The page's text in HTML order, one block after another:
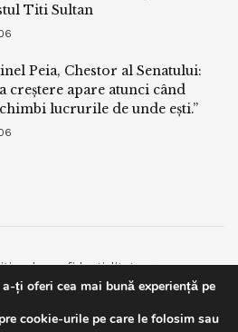
Titi Sultan
Peia, Chestor al Senatului:
creștere apare atunci când
lucrurile de unde ești.”
de confidentialitate
Politics Newsbpnews.
ți oferi cea mai bună experiență pe
cookie-urile pe care le folosim sau